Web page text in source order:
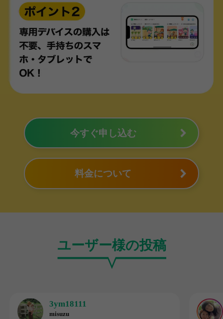
今すぐ申し込む
料金について
ユーザー様の投稿
3ym18111
misuzu